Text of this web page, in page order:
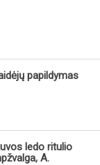
papildymas
ledo ritulio
A.